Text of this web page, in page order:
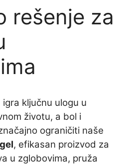
rešenje za
ključnu ulogu u
životu, a bol i
ograničiti naše
, efikasan proizvod za
u zglobovima, pruža